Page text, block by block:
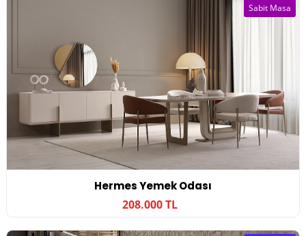
Hermes Yemek Odası
208.000 TL
Sabit Masa